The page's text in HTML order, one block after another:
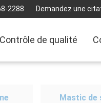
2288 Demandez une
Contrôle de qualité
Mastic de